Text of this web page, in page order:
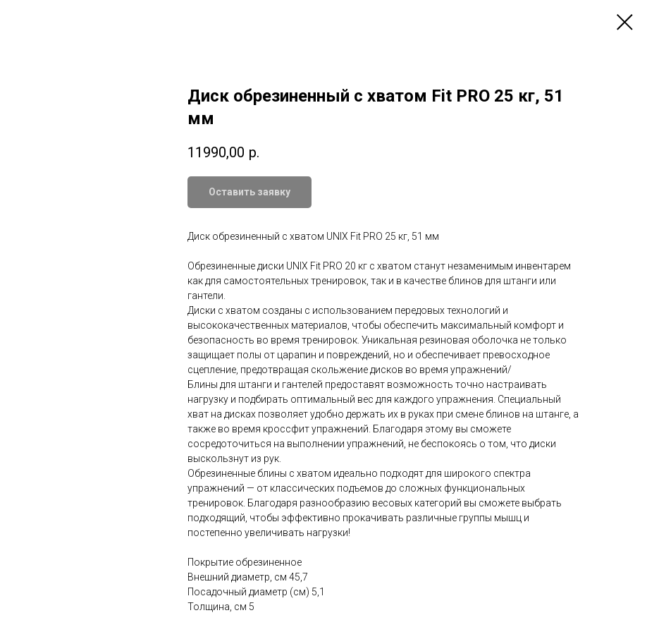
Диск обрезиненный c хватом Fit PRO 25 кг, 51
мм
11990,00 р.
Оставить заявку
Диск обрезиненный c хватом UNIX Fit PRO 25 кг, 51 мм
Обрезиненные диски UNIX Fit PRO 20 кг с хватом станут незаменимым инвентарем
как для самостоятельных тренировок, так и в качестве блинов для штанги или
гантели.
Диски с хватом созданы с использованием передовых технологий и
высококачественных материалов, чтобы обеспечить максимальный комфорт и
безопасность во время тренировок. Уникальная резиновая оболочка не только
защищает полы от царапин и повреждений, но и обеспечивает превосходное
сцепление, предотвращая скольжение дисков во время упражнений/
Блины для штанги и гантелей предоставят возможность точно настраивать
нагрузку и подбирать оптимальный вес для каждого упражнения. Специальный
хват на дисках позволяет удобно держать их в руках при смене блинов на штанге, а
также во время кроссфит упражнений. Благодаря этому вы сможете
сосредоточиться на выполнении упражнений, не беспокоясь о том, что диски
выскользнут из рук.
Обрезиненные блины с хватом идеально подходят для широкого спектра
упражнений — от классических подъемов до сложных функциональных
тренировок. Благодаря разнообразию весовых категорий вы сможете выбрать
подходящий, чтобы эффективно прокачивать различные группы мышц и
постепенно увеличивать нагрузки!
Покрытие обрезиненное
Внешний диаметр, см 45,7
Посадочный диаметр (см) 5,1
Толщина, см 5